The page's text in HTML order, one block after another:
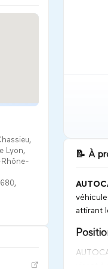
Lyon,
Rhône-
📝 À
attirant